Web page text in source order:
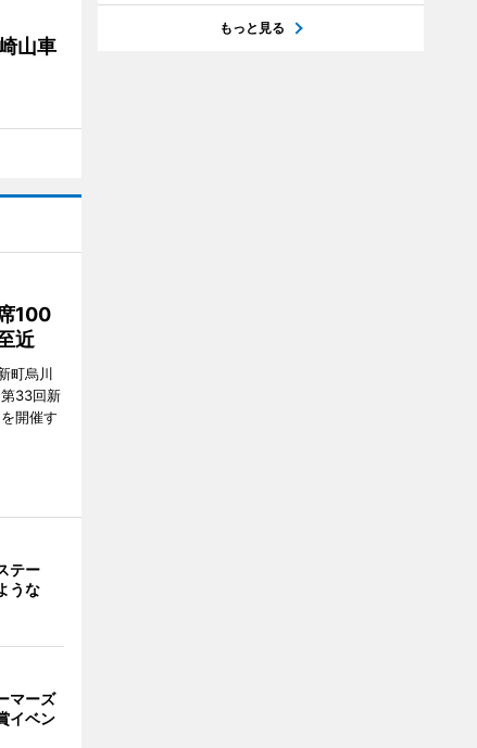
山車
100
近
町烏川
33回新
開催す
テー
うな
マーズ
イベン
もっと見る